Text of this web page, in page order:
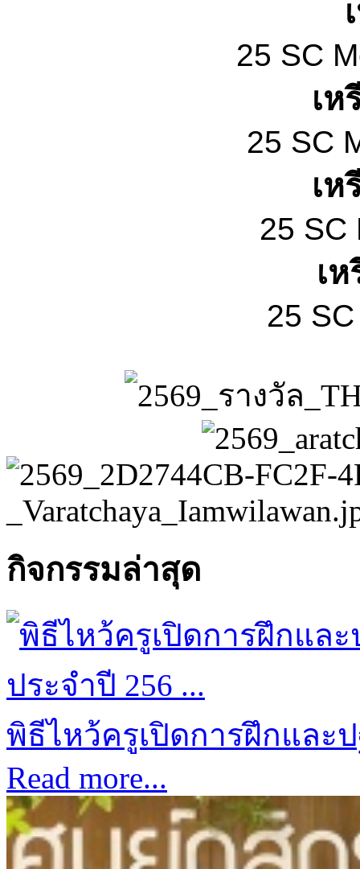
25 SC
เห
25 SC
เห
25 SC
เ
25
กิจกรรมล่าสุด
พิธีไหว้ครูเปิดการฝึกและ
Read more...